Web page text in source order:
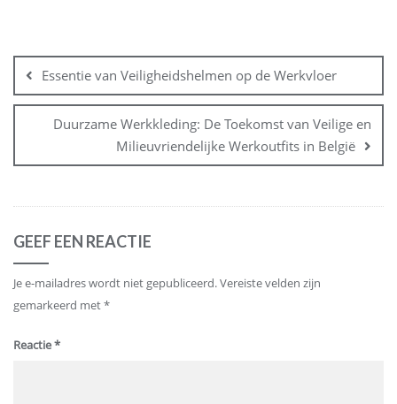
navigatie
Essentie van Veiligheidshelmen op de Werkvloer
Duurzame Werkkleding: De Toekomst van Veilige en
Milieuvriendelijke Werkoutfits in België
GEEF EEN REACTIE
Je e-mailadres wordt niet gepubliceerd.Vereiste velden zijn
gemarkeerd met*
Reactie*